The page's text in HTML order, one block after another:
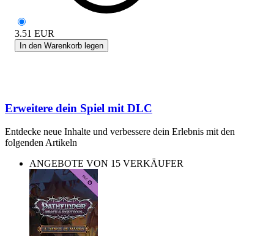
3.51 EUR
In den Warenkorb legen
Erweitere dein Spiel mit DLC
Entdecke neue Inhalte und verbessere dein Erlebnis mit den
folgenden Artikeln
ANGEBOTE VON 15 VERKÄUFER